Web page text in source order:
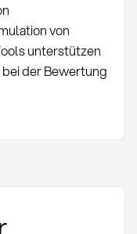
von
unterstützen
bei der Bewertung